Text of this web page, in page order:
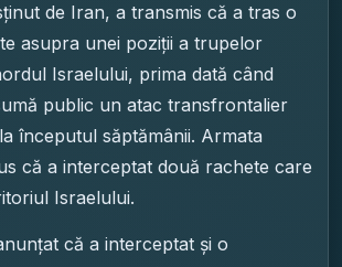
de Iran, a transmis că a tras o
asupra unei poziții a trupelor
Israelului, prima dată când
public un atac transfrontalier
începutul săptămânii. Armata
că a interceptat două rachete care
Israelului.
că a interceptat și o